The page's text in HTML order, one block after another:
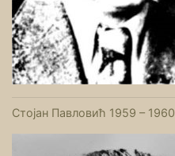
Стојан Павловић 1959 – 1960